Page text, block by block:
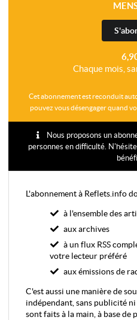
Chaque mois,
Cet abonnement est reconduit
pouvez vous désengager quand
Nous proposons un
personnes en difficulté.
L'abonnement à Reflets.info
à l'ensemble des
aux archives
à un flux RSS
votre lecteur préféré
aux émissions de
C'est aussi une manière de
indépendant, sans publicité
sont faits à la main, à base